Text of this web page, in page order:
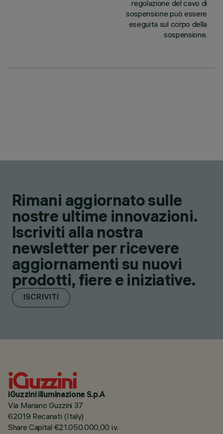
regolazione del cavo di
sospensione può essere
eseguita sul corpo della
sospensione.
Rimani aggiornato sulle
nostre ultime innovazioni.
Iscriviti alla nostra
newsletter per ricevere
aggiornamenti su nuovi
prodotti, fiere e iniziative.
ISCRIVITI
iGuzzini illuminazione S.p.A
Via Mariano Guzzini 37
62019 Recanati (Italy)
Share Capital €21.050.000,00 i.v.